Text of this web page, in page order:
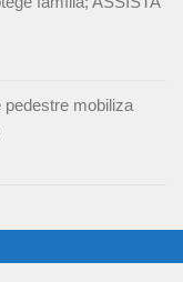
pedestre mobiliza